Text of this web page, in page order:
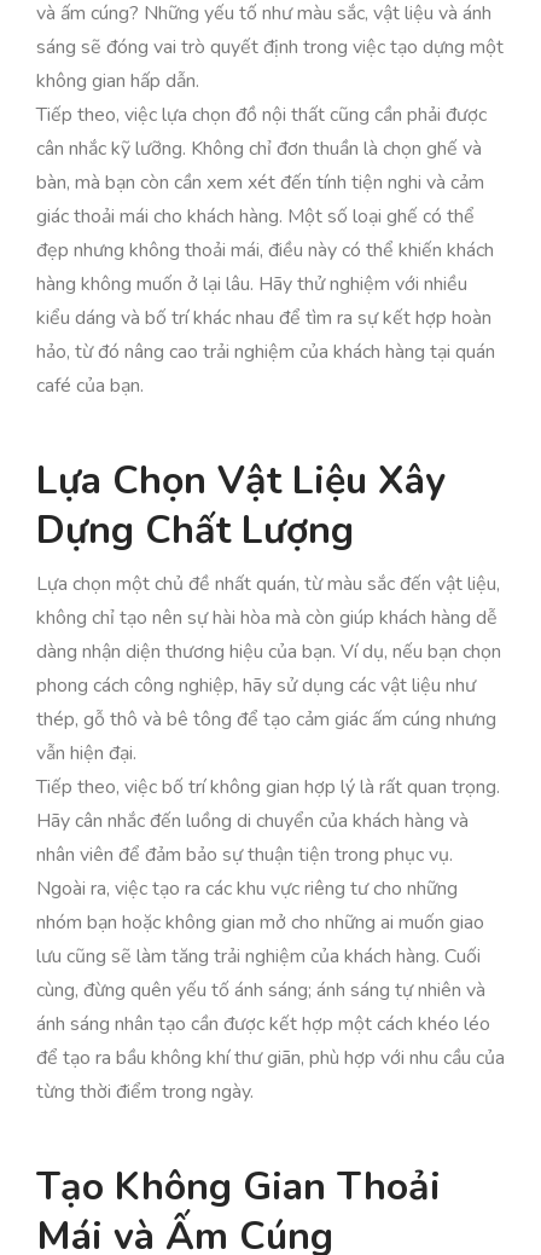
và ấm cúng? Những yếu tố như màu sắc, vật liệu và ánh
sáng sẽ đóng vai trò quyết định trong việc tạo dựng một
không gian hấp dẫn.
Tiếp theo, việc lựa chọn đồ nội thất cũng cần phải được
cân nhắc kỹ lưỡng. Không chỉ đơn thuần là chọn ghế và
bàn, mà bạn còn cần xem xét đến tính tiện nghi và cảm
giác thoải mái cho khách hàng. Một số loại ghế có thể
đẹp nhưng không thoải mái, điều này có thể khiến khách
hàng không muốn ở lại lâu. Hãy thử nghiệm với nhiều
kiểu dáng và bố trí khác nhau để tìm ra sự kết hợp hoàn
hảo, từ đó nâng cao trải nghiệm của khách hàng tại quán
café của bạn.
Lựa Chọn Vật Liệu Xây
Dựng Chất Lượng
Lựa chọn một chủ đề nhất quán, từ màu sắc đến vật liệu,
không chỉ tạo nên sự hài hòa mà còn giúp khách hàng dễ
dàng nhận diện thương hiệu của bạn. Ví dụ, nếu bạn chọn
phong cách công nghiệp, hãy sử dụng các vật liệu như
thép, gỗ thô và bê tông để tạo cảm giác ấm cúng nhưng
vẫn hiện đại.
Tiếp theo, việc bố trí không gian hợp lý là rất quan trọng.
Hãy cân nhắc đến luồng di chuyển của khách hàng và
nhân viên để đảm bảo sự thuận tiện trong phục vụ.
Ngoài ra, việc tạo ra các khu vực riêng tư cho những
nhóm bạn hoặc không gian mở cho những ai muốn giao
lưu cũng sẽ làm tăng trải nghiệm của khách hàng. Cuối
cùng, đừng quên yếu tố ánh sáng; ánh sáng tự nhiên và
ánh sáng nhân tạo cần được kết hợp một cách khéo léo
để tạo ra bầu không khí thư giãn, phù hợp với nhu cầu của
từng thời điểm trong ngày.
Tạo Không Gian Thoải
Mái và Ấm Cúng